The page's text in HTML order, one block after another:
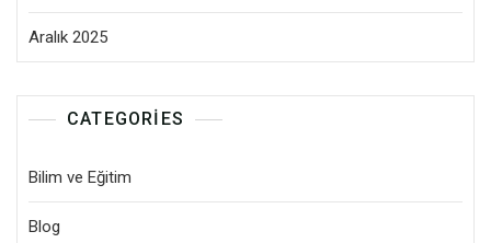
Aralık 2025
CATEGORIES
Bilim ve Eğitim
Blog